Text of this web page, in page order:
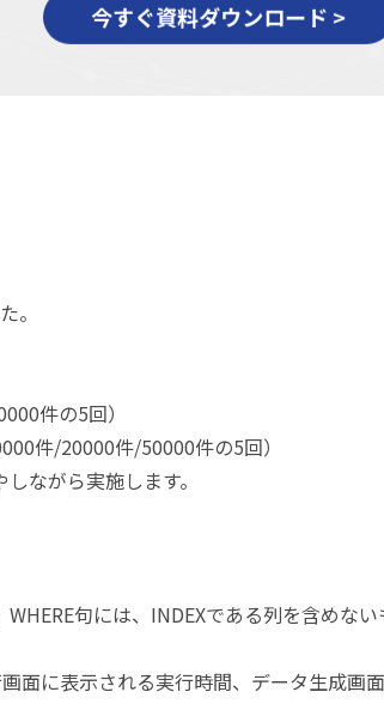
。
件の5回）
件/20000件/50000件の5回）
ながら実施します。
句には、INDEXである列を含めない
面に表示される実行時間、データ生成画